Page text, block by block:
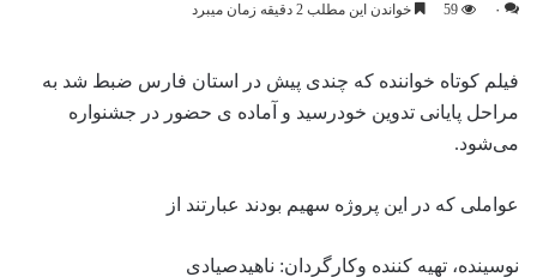
۰ 59 خواندن این مطلب 2 دقیقه زمان میبرد
فیلم کوتاه خواننده که چندی پیش در استان فارس ضبط شد به
مراحل پایانی تدوین خودرسید و آماده ی حضور در جشنواره
می‌شود.
عواملی که در این پروژه سهیم بودند عبارتند از
نوسینده، تهیه کننده وکارگردان: ناهیدصیادی